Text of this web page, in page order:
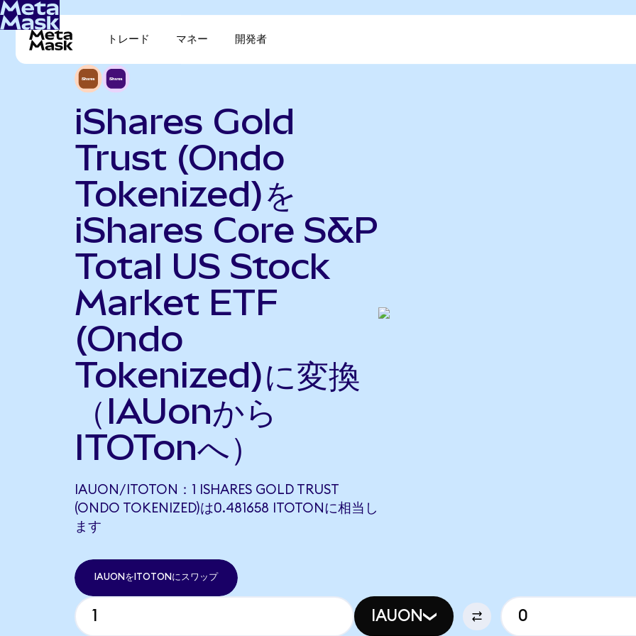
トレード マネー 開発者
iShares Gold
Trust (Ondo
Tokenized)を
iShares Core S&P
Total US Stock
Market ETF
(Ondo
Tokenized)に変換
（IAUonから
ITOTonへ）
IAUON/ITOTON：1 ISHARES GOLD TRUST
(ONDO TOKENIZED)は0.481658 ITOTONに相当し
ます
IAUONをITOTONにスワップ
IAUON